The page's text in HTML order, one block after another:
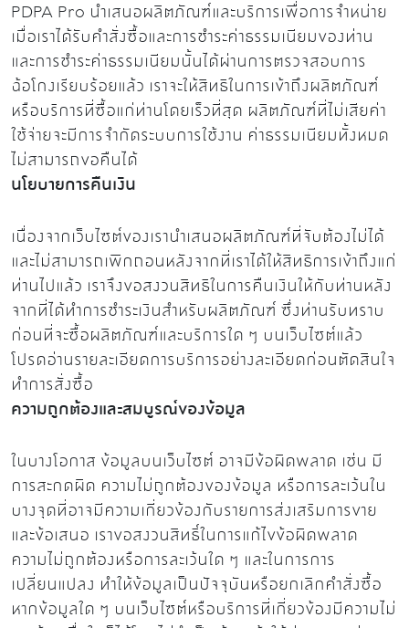
PDPA Pro นำเสนอผลิตภัณฑ์และบริการเพื่อการจำหน่าย
เมื่อเราได้รับคำสั่งซื้อและการชำระค่าธรรมเนียมของท่าน
และการชำระค่าธรรมเนียมนั้นได้ผ่านการตรวจสอบการ
ฉ้อโกงเรียบร้อยแล้ว เราจะให้สิทธิในการเข้าถึงผลิตภัณฑ์
หรือบริการที่ซื้อแก่ท่านโดยเร็วที่สุด ผลิตภัณฑ์ที่ไม่เสียค่า
ใช้จ่ายจะมีการจำกัดระบบการใช้งาน ค่าธรรมเนียมทั้งหมด
ไม่สามารถขอคืนได้
นโยบายการคืนเงิน
เนื่องจากเว็บไซต์ของเรานำเสนอผลิตภัณฑ์ที่จับต้องไม่ได้
และไม่สามารถเพิกถอนหลังจากที่เราได้ให้สิทธิการเข้าถึงแก่
ท่านไปแล้ว เราจึงขอสงวนสิทธิในการคืนเงินให้กับท่านหลัง
จากที่ได้ทำการชำระเงินสำหรับผลิตภัณฑ์ ซึ่งท่านรับทราบ
ก่อนที่จะซื้อผลิตภัณฑ์และบริการใด ๆ บนเว็บไซต์แล้ว
โปรดอ่านรายละเอียดการบริการอย่างละเอียดก่อนตัดสินใจ
ทำการสั่งซื้อ
ความถูกต้องและสมบูรณ์ของข้อมูล
ในบางโอกาส ข้อมูลบนเว็บไซต์ อาจมีข้อผิดพลาด เช่น มี
การสะกดผิด ความไม่ถูกต้องของข้อมูล หรือการละเว้นใน
บางจุดที่อาจมีความเกี่ยวข้องกับรายการส่งเสริมการขาย
และข้อเสนอ เราขอสงวนสิทธิ์ในการแก้ไขข้อผิดพลาด
ความไม่ถูกต้องหรือการละเว้นใด ๆ และในการการ
เปลี่ยนแปลง ทำให้ข้อมูลเป็นปัจจุบันหรือยกเลิกคำสั่งซื้อ
หากข้อมูลใด ๆ บนเว็บไซต์หรือบริการที่เกี่ยวข้องมีความไม่